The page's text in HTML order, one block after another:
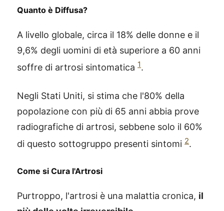
Quanto è Diffusa?
A livello globale, circa il 18% delle donne e il
9,6% degli uomini di età superiore a 60 anni
soffre di artrosi sintomatica 1.
Negli Stati Uniti, si stima che l'80% della
popolazione con più di 65 anni abbia prove
radiografiche di artrosi, sebbene solo il 60%
di questo sottogruppo presenti sintomi 2.
Come si Cura l'Artrosi
Purtroppo, l'artrosi è una malattia cronica, il